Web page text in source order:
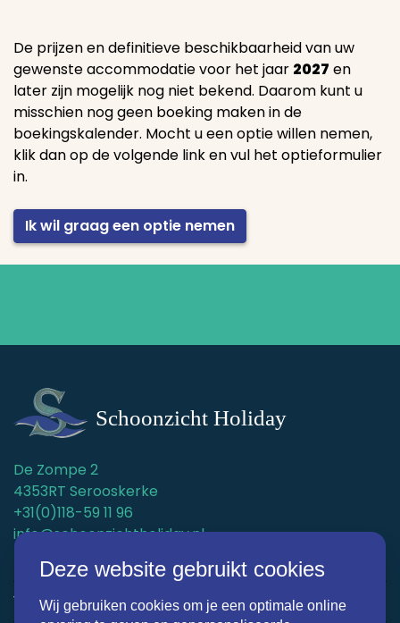
De prijzen en definitieve beschikbaarheid van uw
gewenste accommodatie voor het jaar 2027 en
later zijn mogelijk nog niet bekend. Daarom kunt u
misschien nog geen boeking maken in de
boekingskalender. Mocht u een optie willen nemen,
klik dan op de volgende link en vul het optieformulier
in.
Ik wil graag een optie nemen
De Zompe 2
4353RT Serooskerke
+31(0)118-59 11 96
info@schoonzichtholiday.nl
Vakantiehuizen
Deze website gebruikt cookies
Wij gebruiken cookies om je een optimale online